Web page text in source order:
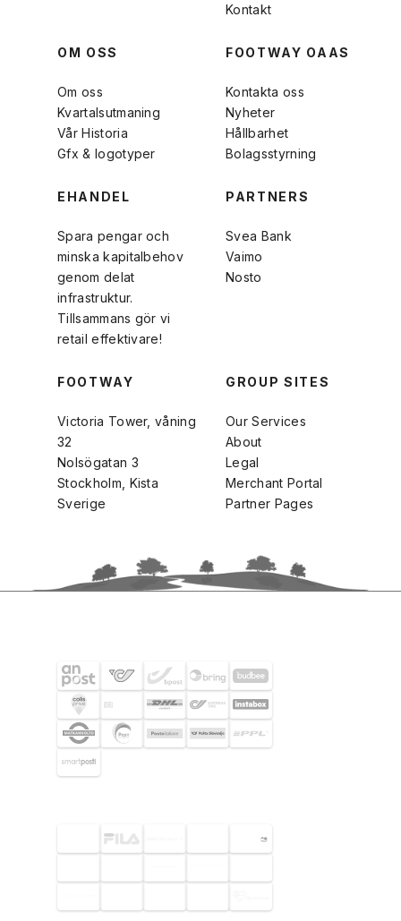
Kontakt
OM OSS
Om oss
Kvartalsutmaning
Vår Historia
Gfx & logotyper
FOOTWAY OAAS
Kontakta oss
Nyheter
Hållbarhet
Bolagsstyrning
EHANDEL
Spara pengar och
minska kapitalbehov
genom delat
infrastruktur.
Tillsammans gör vi
retail effektivare!
PARTNERS
Svea Bank
Vaimo
Nosto
FOOTWAY
Victoria Tower, våning
32
Nolsögatan 3
Stockholm, Kista
Sverige
GROUP SITES
Our Services
About
Legal
Merchant Portal
Partner Pages